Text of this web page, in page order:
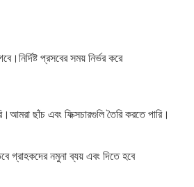
প্রসবের সময় নির্ভর করে
ছাঁচ এবং ফিক্সচারগুলি তৈরি করতে পারি।
গ্রাহকদের নমুনা ব্যয় এবং দিতে হবে